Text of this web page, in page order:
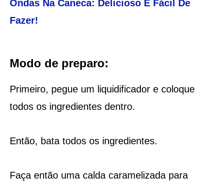
Ondas Na Caneca: Delicioso E Fácil De
Fazer!
Modo de preparo:
Primeiro, pegue um liquidificador e coloque
todos os ingredientes dentro.
Então, bata todos os ingredientes.
Faça então uma calda caramelizada para